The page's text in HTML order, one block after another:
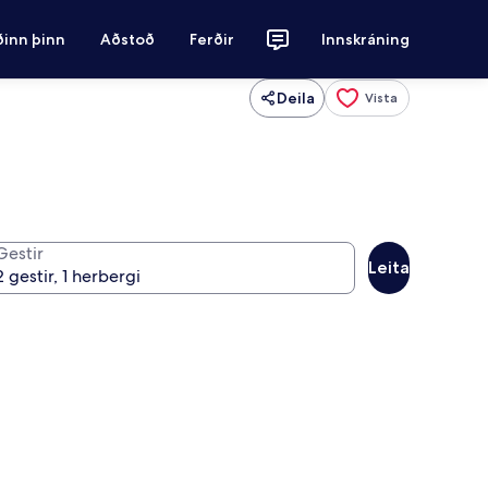
þinn Aðstoð Ferðir Innskráning
Deila Vista
Leita